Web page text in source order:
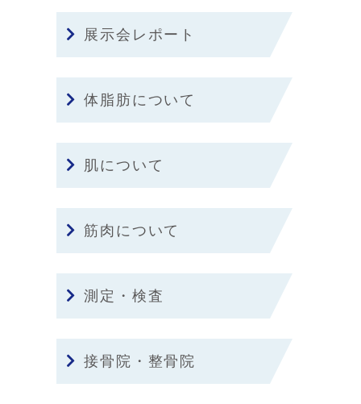
展示会レポート
体脂肪について
肌について
筋肉について
測定・検査
接骨院・整骨院